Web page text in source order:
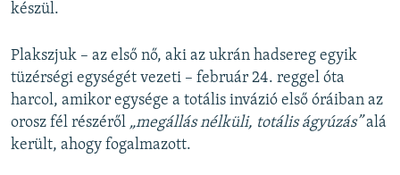
készül.
Plakszjuk – az első nő, aki az ukrán hadsereg egyik
tüzérségi egységét vezeti – február 24. reggel óta
harcol, amikor egysége a totális invázió első óráiban az
orosz fél részéről „megállás nélküli, totális ágyúzás”alá
került, ahogy fogalmazott.